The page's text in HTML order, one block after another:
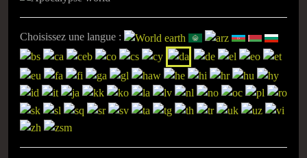
Choisissez une langue :